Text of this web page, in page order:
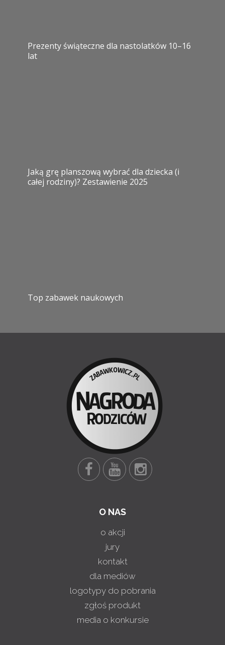
Prezenty świąteczne dla nastolatków 10–16
lat
Jaką grę planszową wybrać dla dziecka (i
całej rodziny)? Zestawienie 2025
Top zabawek naukowych
O NAS
o akcji
jury
kontakt
dla mediów
logotypy do pobrania
zgłoś produkt
media o konkursie